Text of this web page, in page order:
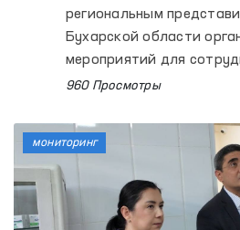
региональным
Бухарской области
мероприятий для
колоний исполнения
мероприятиях приняли
Бухарского областного
депутатов Д. Ахмедова
Бухарского областного
подразделения
960 Просмотры
мониторинг